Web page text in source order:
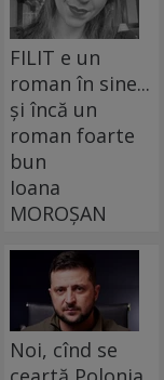
FILIT e un
roman în sine...
și încă un
roman foarte
bun
Ioana
MOROȘAN
Noi, cînd se